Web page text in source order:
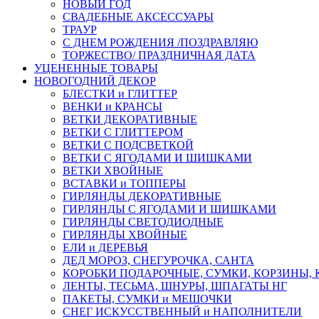
НОВЫЙ ГОД
СВАДЕБНЫЕ АКСЕССУАРЫ
ТРАУР
С ДНЕМ РОЖДЕНИЯ /ПОЗДРАВЛЯЮ
ТОРЖЕСТВО/ ПРАЗДНИЧНАЯ ДАТА
УЦЕНЕННЫЕ ТОВАРЫ
НОВОГОДНИЙ ДЕКОР
БЛЕСТКИ и ГЛИТТЕР
ВЕНКИ и КРАНСЫ
ВЕТКИ ДЕКОРАТИВНЫЕ
ВЕТКИ С ГЛИТТЕРОМ
ВЕТКИ С ПОДСВЕТКОЙ
ВЕТКИ С ЯГОДАМИ И ШИШКАМИ
ВЕТКИ ХВОЙНЫЕ
ВСТАВКИ и ТОППЕРЫ
ГИРЛЯНДЫ ДЕКОРАТИВНЫЕ
ГИРЛЯНДЫ С ЯГОДАМИ И ШИШКАМИ
ГИРЛЯНДЫ СВЕТОДИОДНЫЕ
ГИРЛЯНДЫ ХВОЙНЫЕ
ЕЛИ и ДЕРЕВЬЯ
ДЕД МОРОЗ, СНЕГУРОЧКА, САНТА
КОРОБКИ ПОДАРОЧНЫЕ, СУМКИ,
ЛЕНТЫ, ТЕСЬМА, ШНУРЫ, ШПАГАТЫ НГ
ПАКЕТЫ, СУМКИ и МЕШОЧКИ
СНЕГ ИСКУССТВЕННЫЙ и НАПОЛНИТЕЛИ